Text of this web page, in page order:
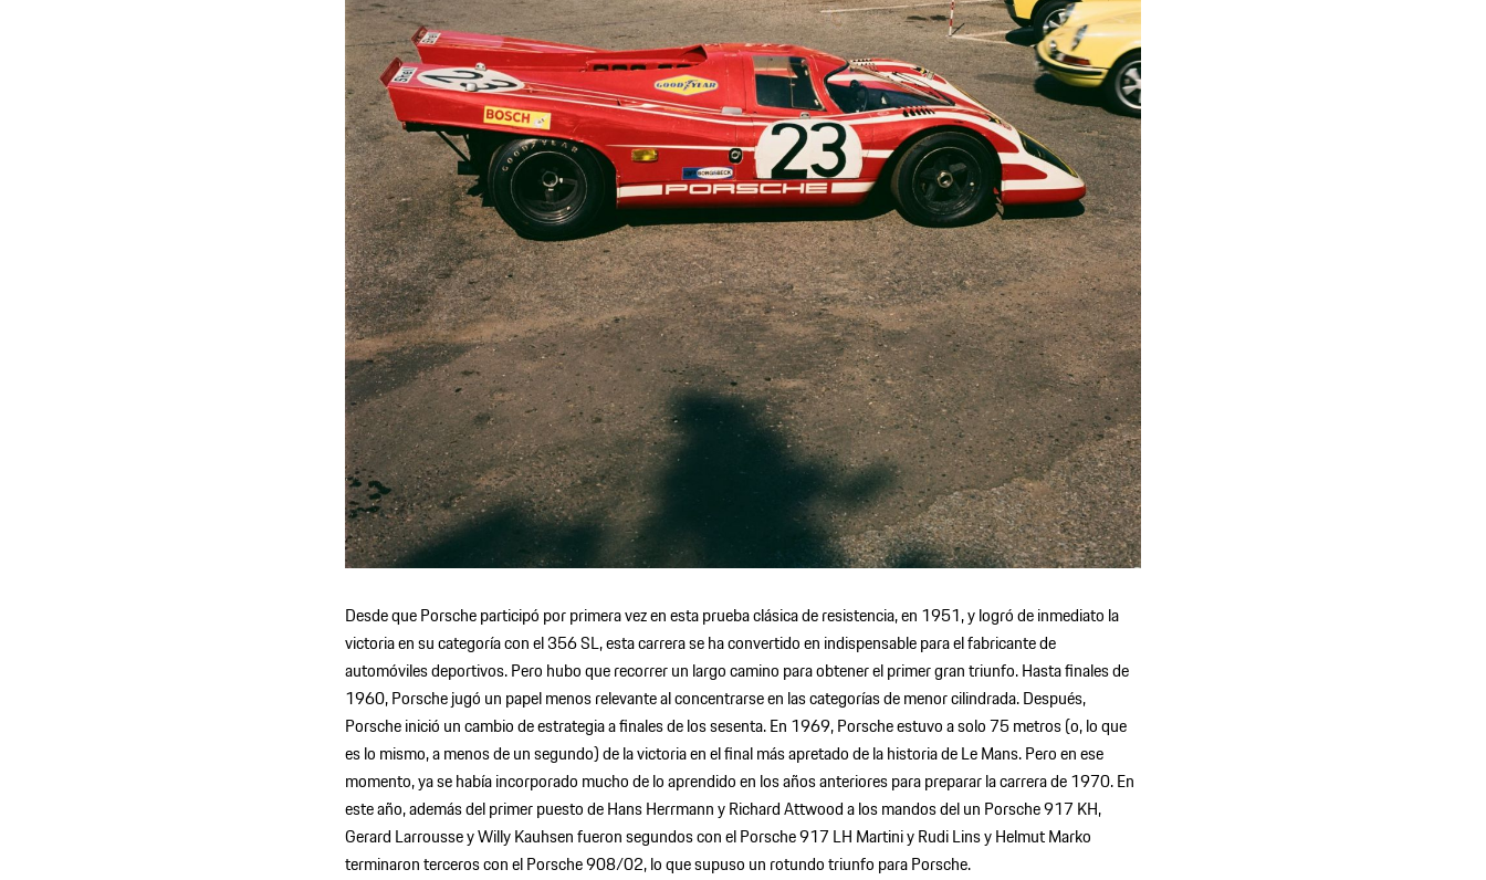
Desde que Porsche participó por primera vez en esta prueba clásica de resistencia, en 1951, y logró de inmediato la
victoria en su categoría con el 356 SL, esta carrera se ha convertido en indispensable para el fabricante de
automóviles deportivos. Pero hubo que recorrer un largo camino para obtener el primer gran triunfo. Hasta finales de
1960, Porsche jugó un papel menos relevante al concentrarse en las categorías de menor cilindrada. Después,
Porsche inició un cambio de estrategia a finales de los sesenta. En 1969, Porsche estuvo a solo 75 metros (o, lo que
es lo mismo, a menos de un segundo) de la victoria en el final más apretado de la historia de Le Mans. Pero en ese
momento, ya se había incorporado mucho de lo aprendido en los años anteriores para preparar la carrera de 1970. En
este año, además del primer puesto de Hans Herrmann y Richard Attwood a los mandos del un Porsche 917 KH,
Gerard Larrousse y Willy Kauhsen fueron segundos con el Porsche 917 LH Martini y Rudi Lins y Helmut Marko
terminaron terceros con el Porsche 908/02, lo que supuso un rotundo triunfo para Porsche.